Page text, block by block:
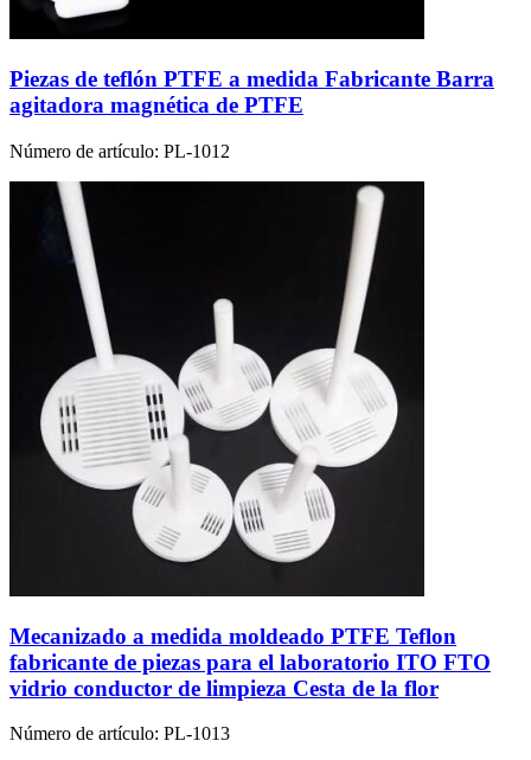
Piezas de teflón PTFE a medida Fabricante Barra
agitadora magnética de PTFE
Número de artículo: PL-1012
Mecanizado a medida moldeado PTFE Teflon
fabricante de piezas para el laboratorio ITO FTO
vidrio conductor de limpieza Cesta de la flor
Número de artículo: PL-1013